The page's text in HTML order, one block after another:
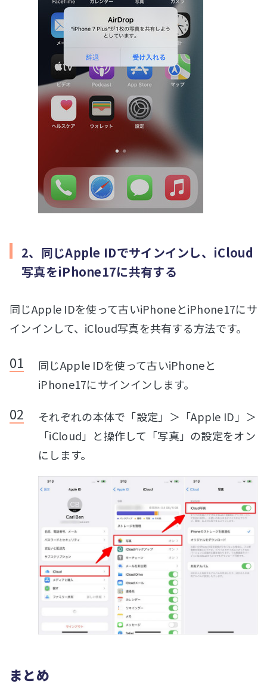
2、同じApple IDでサインインし、iCloud
写真をiPhone17に共有する
同じApple IDを使って古いiPhoneとiPhone17にサ
インインして、iCloud写真を共有する方法です。
同じApple IDを使って古いiPhoneと
iPhone17にサインインします。
それぞれの本体で「設定」＞「Apple ID」＞
「iCloud」と操作して「写真」の設定をオン
にします。
まとめ